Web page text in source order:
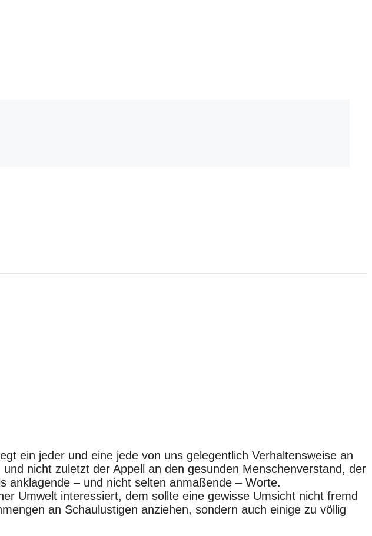
ein jeder und eine jede von uns gelegentlich Verhaltensweise an
nicht zuletzt der Appell an den gesunden Menschenverstand, der
anklagende – und nicht selten anmaßende – Worte.
Umwelt interessiert, dem sollte eine gewisse Umsicht nicht fremd
an Schaulustigen anziehen, sondern auch einige zu völlig